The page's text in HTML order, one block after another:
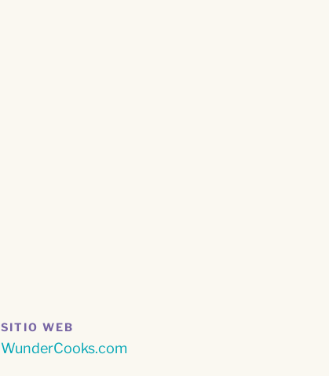
SITIO WEB
WunderCooks.com